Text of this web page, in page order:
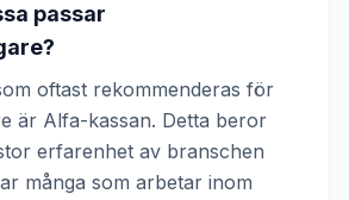
passar
oftast rekommenderas för
är Alfa-kassan. Detta beror
erfarenhet av branschen
många som arbetar inom